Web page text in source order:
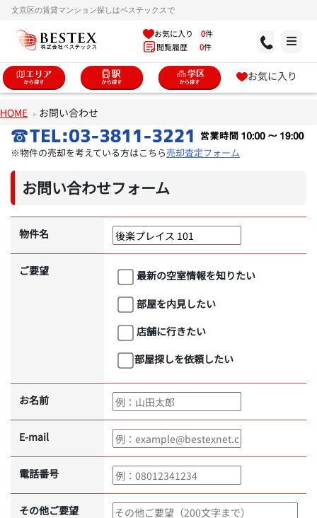
文京区の賃貸マンション探しはベステックスで
お気に入り 0件
閲覧履歴 0件
お気に入り
HOME お問い合わせ
※物件の売却を考えている方はこちら売却査定フォーム
お問い合わせフォーム
物件名
ご要望
最新の空室情報を知りたい
部屋を内見したい
店舗に行きたい
部屋探しを依頼したい
お名前
E-mail
電話番号
その他ご要望